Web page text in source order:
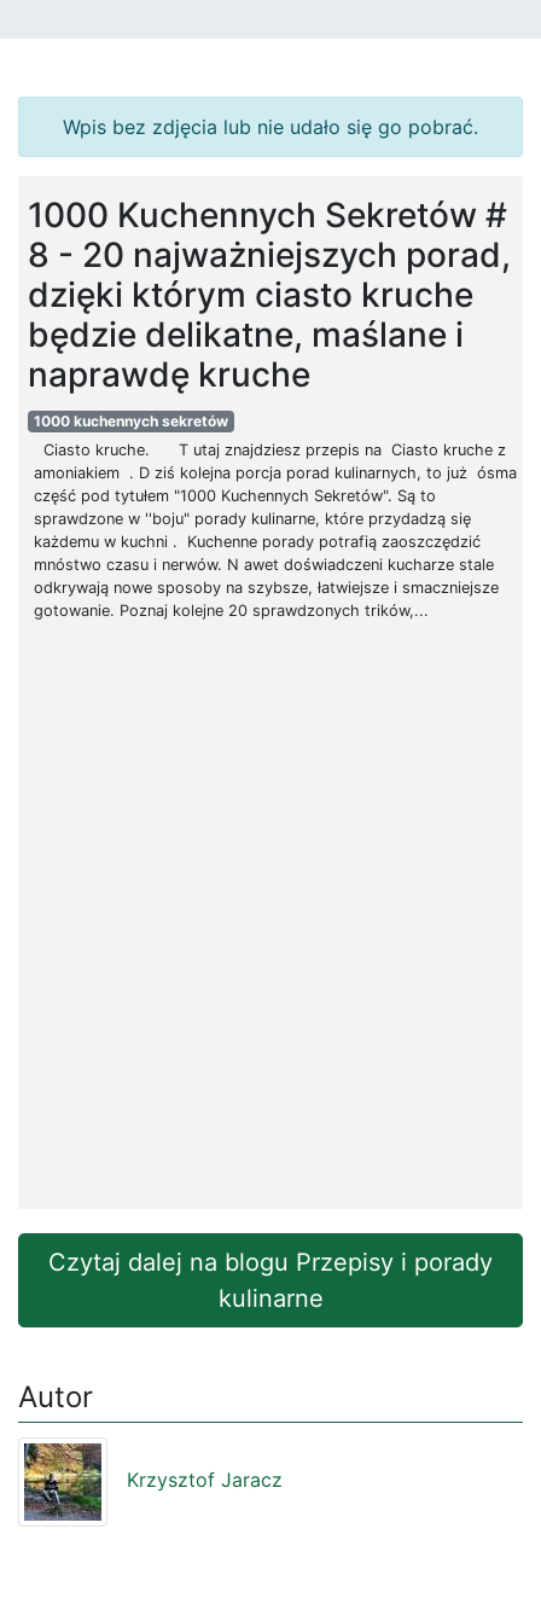
Wpis bez zdjęcia lub nie udało się go pobrać.
1000 Kuchennych Sekretów #
8 - 20 najważniejszych porad,
dzięki którym ciasto kruche
będzie delikatne, maślane i
naprawdę kruche
1000 kuchennych sekretów
Ciasto kruche. T utaj znajdziesz przepis na Ciasto kruche z
amoniakiem . D ziś kolejna porcja porad kulinarnych, to już ósma
część pod tytułem "1000 Kuchennych Sekretów". Są to
sprawdzone w ''boju" porady kulinarne, które przydadzą się
każdemu w kuchni . Kuchenne porady potrafią zaoszczędzić
mnóstwo czasu i nerwów. N awet doświadczeni kucharze stale
odkrywają nowe sposoby na szybsze, łatwiejsze i smaczniejsze
gotowanie. Poznaj kolejne 20 sprawdzonych trików,...
Czytaj dalej na blogu Przepisy i porady
kulinarne
Autor
Krzysztof Jaracz